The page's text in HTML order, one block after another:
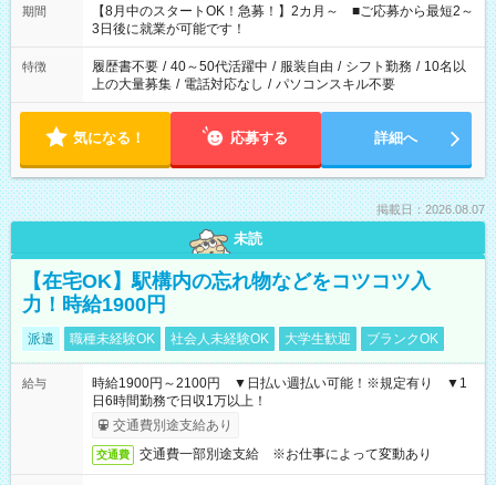
「できれば残業はしたくない」 など、ご希望を教えてください
ね。 ※Wワーク希望の方へ 今ご覧のお仕事で希望する勤務時間
と、もう1つのお仕事の勤務時間。 合計で週40時間を超える場
合は応募できません。
期間
【8月中のスタートOK！急募！】2カ月～ ■ご応募から最短2～
3日後に就業が可能です！
特徴 履歴書不要 / 40～50代活躍中 / 服装自由 / シフト勤務 / 10名以
上の大量募集 / 電話対応なし / パソコンスキル不要
気になる！ 応募する 詳細へ
掲載日：2026.08.07
未読
【在宅OK】駅構内の忘れ物などをコツコツ入
力！時給1900円
派遣 職種未経験OK 社会人未経験OK 大学生歓迎 ブランクOK
給与
時給1900円～2100円 ▼日払い週払い可能！※規定有り ▼1
日6時間勤務で日収1万以上！
交通費別途支給あり
交通費 交通費一部別途支給 ※お仕事によって変動あり